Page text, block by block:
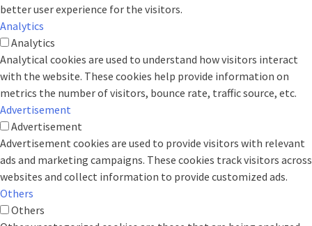
better user experience for the visitors.
Analytics
Analytics
Analytical cookies are used to understand how visitors interact
with the website. These cookies help provide information on
metrics the number of visitors, bounce rate, traffic source, etc.
Advertisement
Advertisement
Advertisement cookies are used to provide visitors with relevant
ads and marketing campaigns. These cookies track visitors across
websites and collect information to provide customized ads.
Others
Others